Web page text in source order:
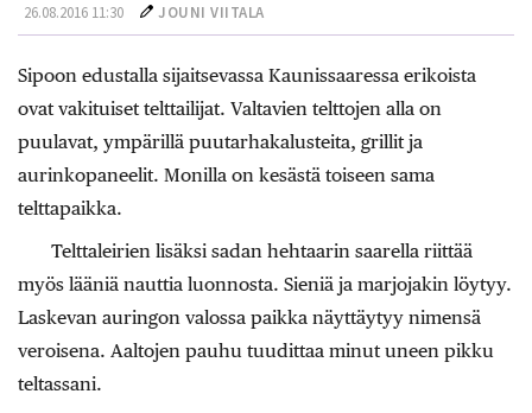
26.08.2016 11:30 JOUNI VIITALA
Sipoon edustalla sijaitsevassa Kaunissaaressa erikoista
ovat vakituiset telttailijat. Valtavien telttojen alla on
puulavat, ympärillä puutarhakalusteita, grillit ja
aurinkopaneelit. Monilla on kesästä toiseen sama
telttapaikka.
Telttaleirien lisäksi sadan hehtaarin saarella riittää
myös lääniä nauttia luonnosta. Sieniä ja marjojakin löytyy.
Laskevan auringon valossa paikka näyttäytyy nimensä
veroisena. Aaltojen pauhu tuudittaa minut uneen pikku
teltassani.